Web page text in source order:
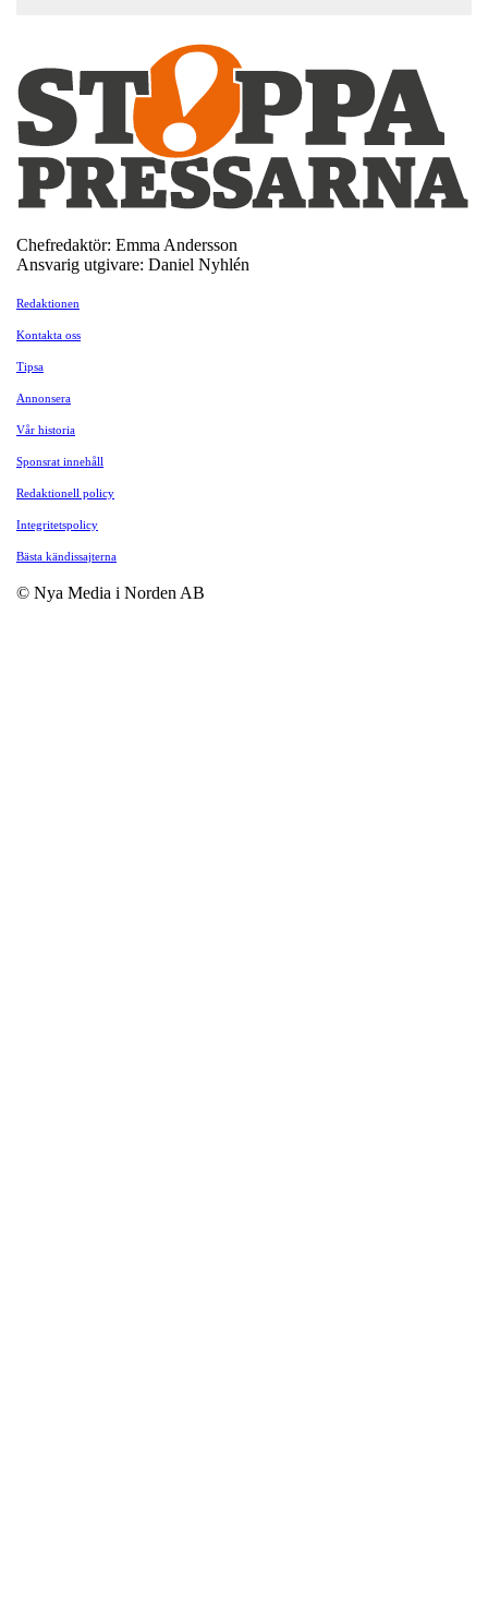
Chefredaktör: Emma Andersson
Ansvarig utgivare: Daniel Nyhlén
Redaktionen
Kontakta oss
Tipsa
Annonsera
Vår historia
Sponsrat innehåll
Redaktionell policy
Integritetspolicy
Bästa kändissajterna
© Nya Media i Norden AB